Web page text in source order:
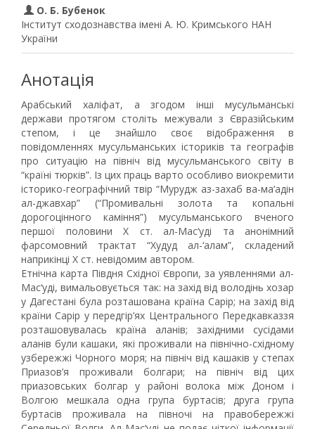
О. Б. Бубенок
Інститут сходознавства імені А. Ю. Кримського НАН
України
Анотація
Арабський халіфат, а згодом інші мусульманські
держави протягом століть межували з Євразійським
степом, і це знайшло своє відображення в
повідомленнях мусульманських істориків та географів
про ситуацію на північ від мусульманського світу в
“країні тюрків”. Із цих праць варто особливо виокремити
історико-географічний твір “Мурудж аз-захаб ва-ма‘адін
ал-джавхар” (“Промивальні золота та копальні
дорогоцінного каміння”) мусульманського вченого
першої половини Х ст. ал-Мас‘уді та анонімний
фарсомовний трактат “Худуд ал-‘алам”, складений
наприкінці X ст. невідомим автором.
Етнічна карта Півдня Східної Європи, за уявленнями ал-
Мас‘уді, вимальовується так: на захід від володінь хозар
у Дагестані була розташована країна Сарір; на захід від
країни Сарір у передгір’ях Центрального Передкавказзя
розташовувалась країна аланів; західними сусідами
аланів були кашаки, які проживали на північно-східному
узбережжі Чорного моря; на північ від кашаків у степах
Приазов’я проживали болгари; на північ від цих
приазовських болгар у районі волока між Доном і
Волгою мешкала одна група буртасів; друга група
буртасів проживала на півночі на правобережжі